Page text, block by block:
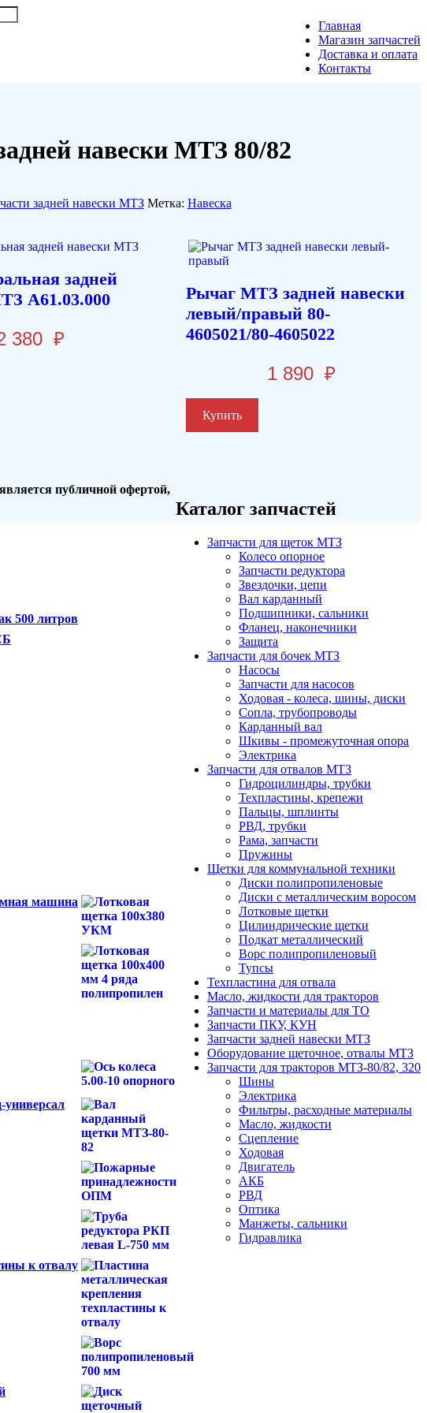
Главная
Магазин запчастей
Доставка и оплата
Контакты
навески МТЗ 80/82
задней навески МТЗ Метка: Навеска
задней
А61.03.000
380 ₽
Рычаг МТЗ задней навески
левый/правый 80-
4605021/80-4605022
1 890 ₽
Купить
Каталог запчастей
Запчасти для щеток МТЗ
Колесо опорное
Запчасти редуктора
Звездочки, цепи
Вал карданный
Подшипники, сальники
Фланец, наконечники
Защита
Запчасти для бочек МТЗ
Насосы
Запчасти для насосов
Ходовая - колеса, шины, диски
Сопла, трубопроводы
Карданный вал
Шкивы - промежуточная опора
Электрика
Запчасти для отвалов МТЗ
Гидроцилиндры, трубки
Техпластины, крепежи
Пальцы, шплинты
РВД, трубки
Рама, запчасти
Пружины
Щетки для коммунальной техники
Диски полипропиленовые
Диски с металлическим воросом
Лотковые щетки
Цилиндрические щетки
Подкат металлический
Ворс полипропиленовый
Тупсы
Техпластина для отвала
Масло, жидкости для тракторов
Запчасти и материалы для ТО
Запчасти ПКУ, КУН
Запчасти задней навески МТЗ
Оборудование щеточное, отвалы МТЗ
Запчасти для тракторов МТЗ-80/82, 320
Шины
Электрика
Фильтры, расходные материалы
Масло, жидкости
Сцепление
Ходовая
Двигатель
АКБ
РВД
Оптика
Манжеты, сальники
Гидравлика
публичной офертой,
500 литров
машина
к отвалу